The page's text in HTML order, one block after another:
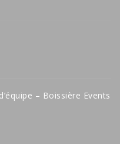
– Boissière Events